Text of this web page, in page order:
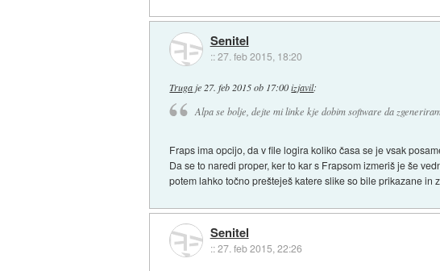
Senitel
::27. feb 2015, 18:20
Truga je 27. feb 2015 ob 17:00 izjavil:
Alpa se bolje, dejte mi linke kje dobim software da
Fraps ima opcijo, da v file logira koliko časa se je vsak
Da se to naredi proper, ker to kar s Frapsom izmeriš je še
potem lahko točno prešteješ katere slike so bile prikazane in
Senitel
::27. feb 2015, 22:26